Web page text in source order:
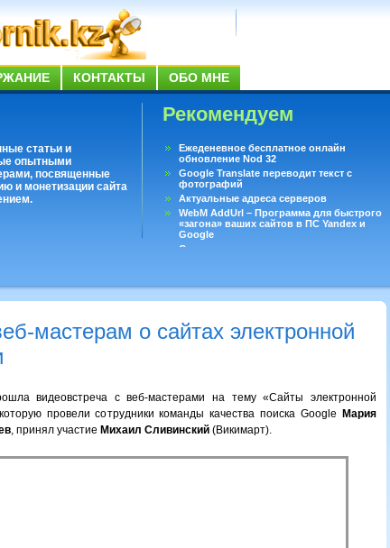
КОНТАКТЫ ОБО МНЕ
статьи и
опытными
посвященные
и монетизации сайта
Рекомендуем
Ежеденевное бесплатное онлайн
обновление Nod 32
Google Translate переводит текст с
фотографий
Актуальные адреса серверов
WebM AddUrl – Программа для быстрого
«загона» ваших сайтов в ПС Yandex и
Google
Существует вопросы, на которые не может
мастерам о сайтах электронной
видеовстреча с веб-мастерами на тему «Сайты электронной
провели сотрудники команды качества поиска Google
Мария
, принял участие Михаил Сливинский (Викимарт).